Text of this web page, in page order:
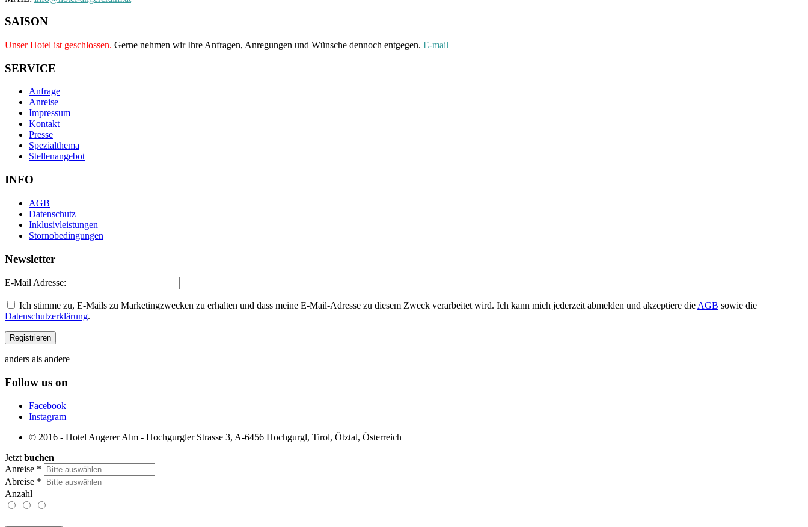
SAISON
Unser Hotel ist geschlossen. Gerne nehmen wir Ihre Anfragen, Anregungen und Wünsche dennoch entgegen. E-mail
SERVICE
Anfrage
Anreise
Impressum
Kontakt
Presse
Spezialthema
Stellenangebot
INFO
AGB
Datenschutz
Inklusivleistungen
Stornobedingungen
Newsletter
E-Mail Adresse:
Ich stimme zu, E-Mails zu Marketingzwecken zu erhalten und dass meine E-Mail-Adresse zu diesem Zweck verarbeitet wird. Ich kann mich jederzeit abmelden und akzeptiere die AGB sowie die
Datenschutzerklärung.
anders als andere
Follow us on
Facebook
Instagram
© 2016 - Hotel Angerer Alm - Hochgurgler Strasse 3, A-6456 Hochgurgl, Tirol, Ötztal, Österreich
Jetzt buchen
Anreise *
Abreise *
Anzahl